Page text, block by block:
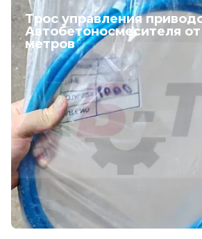
Трос управления
Автобетоносмесителя от
метров